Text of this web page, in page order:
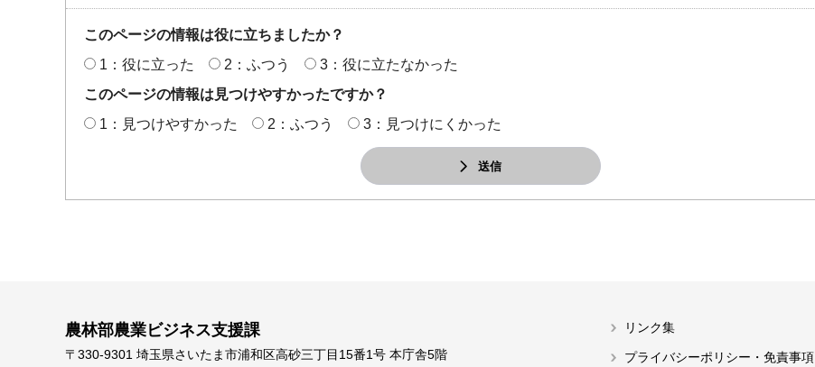
このページの情報は役に立ちましたか？
1：役に立った
2：ふつう
3：役に立たなかった
このページの情報は見つけやすかったですか？
1：見つけやすかった
2：ふつう 3：見つけにくかった
送信
農林部農業ビジネス支援課
〒330-9301 埼玉県さいたま市浦和区高砂三丁目15番1号 本庁舎5階
リンク集
プライバシーポリシー・免責事項